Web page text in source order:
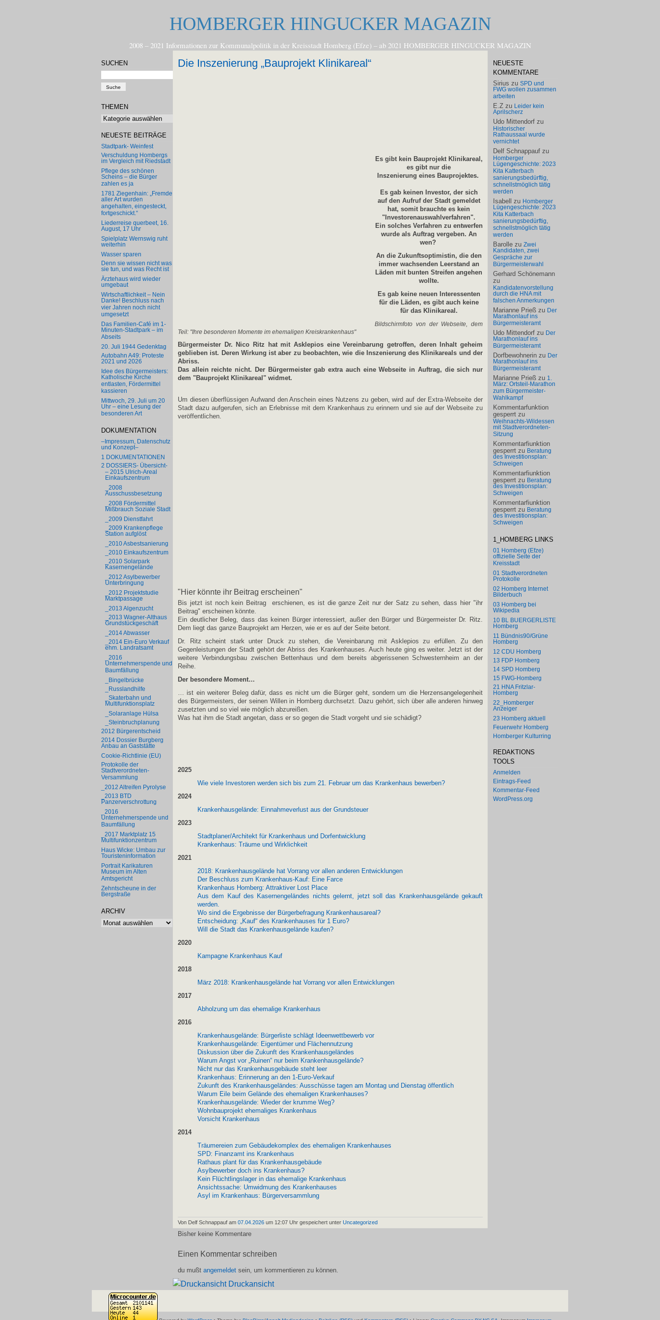
HOMBERGER HINGUCKER MAGAZIN
2008 – 2021 Informationen zur Kommunalpolitik in der Kreisstadt Homberg (Efze) – ab 2021 HOMBERGER HINGUCKER MAGAZIN
SUCHEN
THEMEN
Themen
NEUESTE BEITRÄGE
Stadtpark- Weinfest
Verschuldung Hombergs
im Vergleich mit Riedstadt
Pflege des schönen
Scheins – die Bürger
zahlen es ja
1781 Ziegenhain: „Fremde
aller Art wurden
angehalten, eingesteckt,
fortgeschickt.“
Liederreise querbeet, 16.
August, 17 Uhr
Spielplatz Wernswig ruht
weiterhin
Wasser sparen
Denn sie wissen nicht was
sie tun, und was Recht ist
Ärztehaus wird wieder
umgebaut
Wirtschaftlichkeit – Nein
Danke! Beschluss nach
vier Jahren noch nicht
umgesetzt
Das Familien-Café im 1-
Minuten-Stadtpark – im
Abseits
20. Juli 1944 Gedenktag
Autobahn A49: Proteste
2021 und 2026
Idee des Bürgermeisters:
Katholische Kirche
entlasten, Fördermittel
kassieren
Mittwoch, 29. Juli um 20
Uhr – eine Lesung der
besonderen Art
DOKUMENTATION
–Impressum, Datenschutz
und Konzept–
1 DOKUMENTATIONEN
2 DOSSIERS- Übersicht-
– 2015 Ulrich-Areal
Einkaufszentrum
_2008
Ausschussbesetzung
_2008 Fördermittel
Mißbrauch Soziale Stadt
_2009 Dienstfahrt
_2009 Krankenpflege
Station aufglöst
_2010 Asbestsanierung
_2010 Einkaufszentrum
_2010 Solarpark
Kasernengelände
_2012 Asylbewerber
Unterbringung
_2012 Projektstudie
Marktpassage
_2013 Algenzucht
_2013 Wagner-Althaus
Grundstückgeschäft
_2014 Abwasser
_2014 Ein-Euro Verkauf
ehm. Landratsamt
_2016
Unternehmerspende und
Baumfällung
_Bingelbrücke
_Russlandhilfe
_Skaterbahn und
Multifunktionsplatz
_Solaranlage Hülsa
_Steinbruchplanung
2012 Bürgerentscheid
2014 Dossier Burgberg
Anbau an Gaststätte
Cookie-Richtlinie (EU)
Protokolle der
Stadtverordneten-
Versammlung
_2012 Altreifen Pyrolyse
_2013 BTD
Panzerverschrottung
_2016
Unternehmerspende und
Baumfällung
_2017 Marktplatz 15
Multifunktionzentrum
Haus Wicke: Umbau zur
Touristeninformation
Portrait Karikaturen
Museum im Alten
Amtsgericht
Zehntscheune in der
Bergstraße
ARCHIV
Archiv
Die Inszenierung „Bauprojekt Klinikareal“
Es gibt kein Bauprojekt Klinikareal,
es gibt nur die
Inszenierung eines Bauprojektes.
Es gab keinen Investor, der sich
auf den Aufruf der Stadt gemeldet
hat, somit brauchte es kein
"Investorenauswahlverfahren".
Ein solches Verfahren zu entwerfen
wurde als Auftrag vergeben. An
wen?
An die Zukunftsoptimistin, die den
immer wachsenden Leerstand an
Läden mit bunten Streifen angehen
wollte.
Es gab keine neuen Interessenten
für die Läden, es gibt auch keine
für das Klinikareal.
Bildschirmfoto von der Webseite, dem
Teil: "Ihre besonderen Momente im ehemaligen Kreiskrankenhaus"
Bürgermeister Dr. Nico Ritz hat mit Asklepios eine Vereinbarung getroffen, deren Inhalt geheim
geblieben ist. Deren Wirkung ist aber zu beobachten, wie die Inszenierung des Klinikareals und der
Abriss.
Das allein reichte nicht. Der Bürgermeister gab extra auch eine Webseite in Auftrag, die sich nur
dem "Bauprojekt Klinikareal" widmet.
Um diesen überflüssigen Aufwand den Anschein eines Nutzens zu geben, wird auf der Extra-Webseite der
Stadt dazu aufgerufen, sich an Erlebnisse mit dem Krankenhaus zu erinnern und sie auf der Webseite zu
veröffentlichen.
"Hier könnte ihr Beitrag erscheinen"
Bis jetzt ist noch kein Beitrag erschienen, es ist die ganze Zeit nur der Satz zu sehen, dass hier "ihr
Beitrag" erscheinen könnte.
Ein deutlicher Beleg, dass das keinen Bürger interessiert, außer den Bürger und Bürgermeister Dr. Ritz.
Dem liegt das ganze Bauprojekt am Herzen, wie er es auf der Seite betont.
Dr. Ritz scheint stark unter Druck zu stehen, die Vereinbarung mit Asklepios zu erfüllen. Zu den
Gegenleistungen der Stadt gehört der Abriss des Krankenhauses. Auch heute ging es weiter. Jetzt ist der
weitere Verbindungsbau zwischen Bettenhaus und dem bereits abgerissenen Schwesternheim an der
Reihe.
Der besondere Moment…
… ist ein weiterer Beleg dafür, dass es nicht um die Bürger geht, sondern um die Herzensangelegenheit
des Bürgermeisters, der seinen Willen in Homberg durchsetzt. Dazu gehört, sich über alle anderen hinweg
zusetzten und so viel wie möglich abzureißen.
Was hat ihm die Stadt angetan, dass er so gegen die Stadt vorgeht und sie schädigt?
2025
Wie viele Investoren werden sich bis zum 21. Februar um das Krankenhaus bewerben?
2024
Krankenhausgelände: Einnahmeverlust aus der Grundsteuer
2023
Stadtplaner/Architekt für Krankenhaus und Dorfentwicklung
Krankenhaus: Träume und Wirklichkeit
2021
2018: Krankenhausgelände hat Vorrang vor allen anderen Entwicklungen
Der Beschluss zum Krankenhaus-Kauf: Eine Farce
Krankenhaus Homberg: Attraktiver Lost Place
Aus dem Kauf des Kasernengeländes nichts gelernt, jetzt soll das Krankenhausgelände gekauft
werden.
Wo sind die Ergebnisse der Bürgerbefragung Krankenhausareal?
Entscheidung: „Kauf“ des Krankenhauses für 1 Euro?
Will die Stadt das Krankenhausgelände kaufen?
2020
Kampagne Krankenhaus Kauf
2018
März 2018: Krankenhausgelände hat Vorrang vor allen Entwicklungen
2017
Abholzung um das ehemalige Krankenhaus
2016
Krankenhausgelände: Bürgerliste schlägt Ideenwettbewerb vor
Krankenhausgelände: Eigentümer und Flächennutzung
Diskussion über die Zukunft des Krankenhausgeländes
Warum Angst vor „Ruinen“ nur beim Krankenhausgelände?
Nicht nur das Krankenhausgebäude steht leer
Krankenhaus: Erinnerung an den 1-Euro-Verkauf
Zukunft des Krankenhausgeländes: Ausschüsse tagen am Montag und Dienstag öffentlich
Warum Eile beim Gelände des ehemaligen Krankenhauses?
Krankenhausgelände: Wieder der krumme Weg?
Wohnbauprojekt ehemaliges Krankenhaus
Vorsicht Krankenhaus
2014
Träumereien zum Gebäudekomplex des ehemaligen Krankenhauses
SPD: Finanzamt ins Krankenhaus
Rathaus plant für das Krankenhausgebäude
Asylbewerber doch ins Krankenhaus?
Kein Flüchtlingslager in das ehemalige Krankenhaus
Ansichtssache: Umwidmung des Krankenhauses
Asyl im Krankenhaus: Bürgerversammlung
Von Delf Schnappauf am 07.04.2026 um 12:07 Uhr gespeichert unter Uncategorized
Bisher keine Kommentare
Einen Kommentar schreiben
du mußt angemeldet sein, um kommentieren zu können.
Druckansicht
NEUESTE
KOMMENTARE
Sirius zu SPD und
FWG wollen zusammen
arbeiten
E.Z zu Leider kein
Aprilscherz
Udo Mittendorf zu
Historischer
Rathaussaal wurde
vernichtet
Delf Schnappauf zu
Homberger
Lügengeschichte: 2023
Kita Katterbach
sanierungsbedürftig,
schnellstmöglich tätig
werden
Isabell
zu Homberger
Lügengeschichte: 2023
Kita Katterbach
sanierungsbedürftig,
schnellstmöglich tätig
werden
Barolle zu Zwei
Kandidaten, zwei
Gespräche zur
Bürgermeisterwahl
Gerhard Schönemann
zu
Kandidatenvorstellung
durch die HNA mit
falschen Anmerkungen
Marianne Prieß zu Der
Marathonlauf ins
Bürgermeisteramt
Udo Mittendorf zu Der
Marathonlauf ins
Bürgermeisteramt
Dorfbewohnerin zu Der
Marathonlauf ins
Bürgermeisteramt
Marianne Prieß zu 1.
März: Ortsteil-Marathon
zum Bürgermeister-
Wahlkampf
Kommentarfunktion
gesperrt zu
Weihnachts-Wildessen
mit Stadtverordneten-
Sitzung
Kommentarfiunktion
gesperrt zu Beratung
des Investitionsplan:
Schweigen
Kommentarfiunktion
gesperrt zu Beratung
des Investitionsplan:
Schweigen
Kommentarfiunktion
gesperrt zu Beratung
des Investitionsplan:
Schweigen
1_HOMBERG LINKS
01 Homberg (Efze)
offizielle Seite der
Kreisstadt
01 Stadtverordneten
Protokolle
02 Homberg Internet
Bilderbuch
03 Homberg bei
Wikipedia
10 BL BUERGERLISTE
Homberg
11 Bündnis90/Grüne
Homberg
12 CDU Homberg
13 FDP Homberg
14 SPD Homberg
15 FWG-Homberg
21 HNA Fritzlar-
Homberg
22_Homberger
Anzeiger
23 Homberg aktuell
Feuerwehr Homberg
Homberger Kulturring
REDAKTIONS
TOOLS
Anmelden
Eintrags-Feed
Kommentar-Feed
WordPress.org